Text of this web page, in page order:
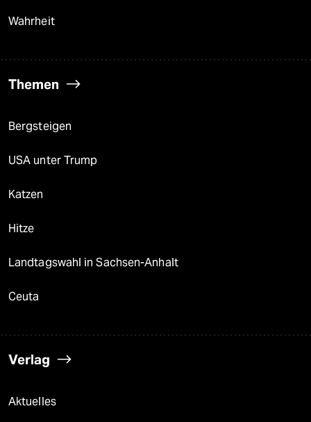
Wahrheit
Themen
Bergsteigen
USA unter Trump
Katzen
Hitze
Landtagswahl in Sachsen-Anhalt
Ceuta
Verlag
Aktuelles